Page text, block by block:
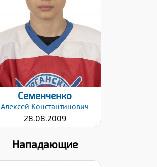
Дата заявки:
02.02.2021
Семенченко
Алексей Константинович
28.08.2009
Нападающие